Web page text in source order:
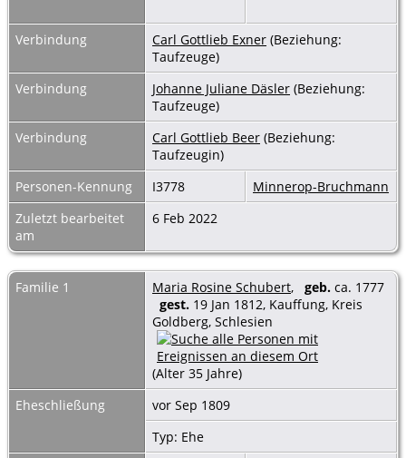
Verbindung Carl Gottlieb Exner (Beziehung:
Taufzeuge)
Verbindung
Johanne Juliane Däsler (Beziehung:
Taufzeuge)
Verbindung
Carl Gottlieb Beer (Beziehung:
Taufzeugin)
Personen-Kennung
I3778
Minnerop-Bruchmann
Zuletzt bearbeitet
am
6 Feb 2022
Familie 1 Maria Rosine Schubert, geb. ca. 1777
gest. 19 Jan 1812, Kauffung, Kreis
Goldberg, Schlesien
(Alter 35 Jahre)
Eheschließung
vor Sep 1809
Typ: Ehe